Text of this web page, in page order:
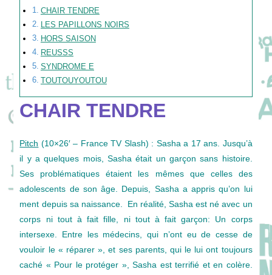
CHAIR TENDRE
LES PAPILLONS NOIRS
HORS SAISON
REUSSS
SYNDROME E
TOUTOUYOUTOU
CHAIR TENDRE
Pitch (10×26′ – France TV Slash) : Sasha a 17 ans. Jusqu’à
il y a quelques mois, Sasha était un garçon sans histoire.
Ses problématiques étaient les mêmes que celles des
adolescents de son âge. Depuis, Sasha a appris qu’on lui
ment depuis sa naissance. En réalité, Sasha est né avec un
corps ni tout à fait fille, ni tout à fait garçon: Un corps
intersexe. Entre les médecins, qui n’ont eu de cesse de
vouloir le « réparer », et ses parents, qui le lui ont toujours
caché « Pour le protéger », Sasha est terrifié et en colère.